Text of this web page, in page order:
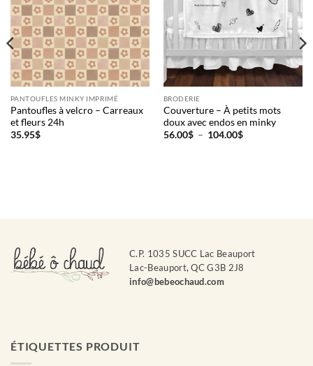
PANTOUFLES MINKY IMPRIMÉ
Pantoufles à velcro – Carreaux
et fleurs 24h
35.95$
BRODERIE
Couverture – À petits mots
doux avec endos en minky
56.00$ – 104.00$Plage
C.P. 1035 SUCC Lac Beauport
Lac-Beauport, QC G3B 2J8
info@bebeochaud.com
ÉTIQUETTES PRODUIT